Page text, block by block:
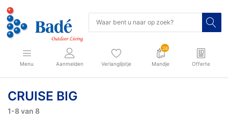
Menu Aanmelden Verlanglijstje
24
Mandje Offerte
CRUISE BIG
1-8van 8